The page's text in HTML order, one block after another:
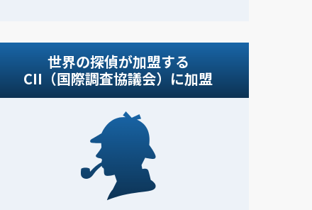
世界の探偵が加盟する
CII（国際調査協議会）に加盟